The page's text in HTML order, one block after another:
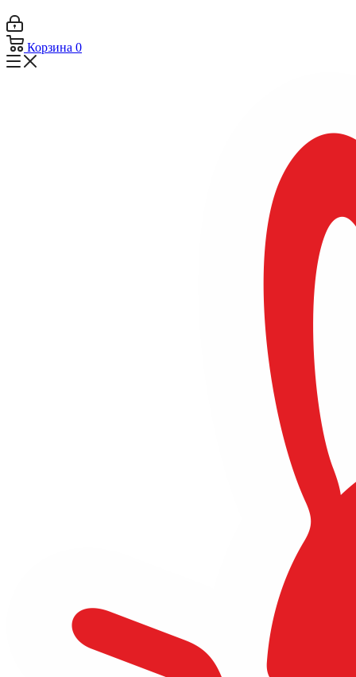
Корзина 0